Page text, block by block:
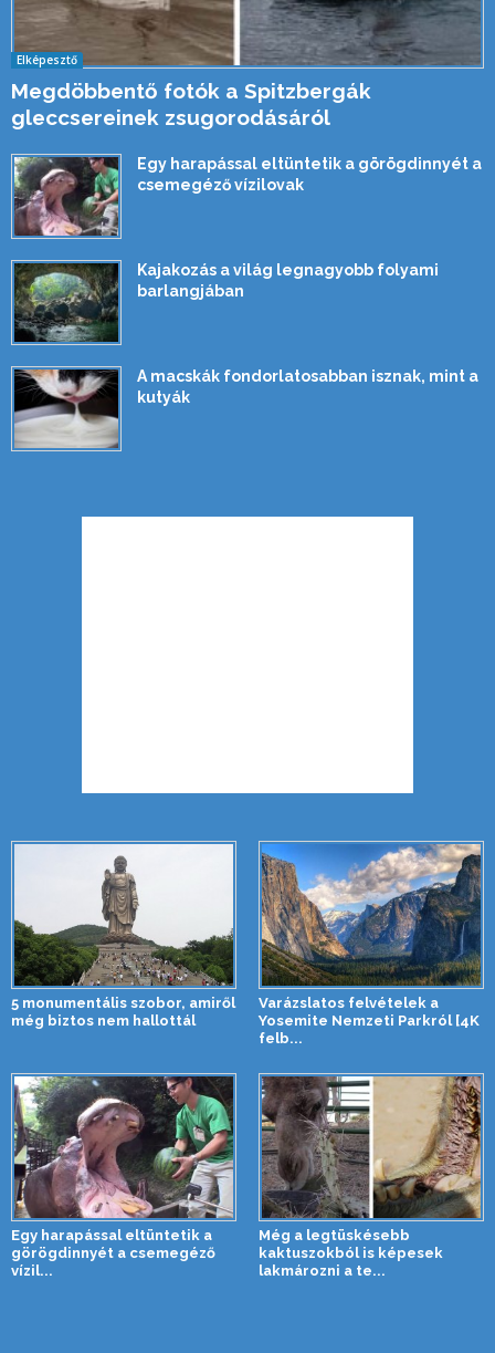
Elképesztő
Megdöbbentő fotók a Spitzbergák
gleccsereinek zsugorodásáról
Egy harapással eltüntetik a görögdinnyét a
csemegéző vízilovak
Kajakozás a világ legnagyobb folyami
barlangjában
A macskák fondorlatosabban isznak, mint a
kutyák
5 monumentális szobor, amiről
még biztos nem hallottál
Varázslatos felvételek a
Yosemite Nemzeti Parkról [4K
felb...
Egy harapással eltüntetik a
görögdinnyét a csemegéző
vízil...
Még a legtüskésebb
kaktuszokból is képesek
lakmározni a te...